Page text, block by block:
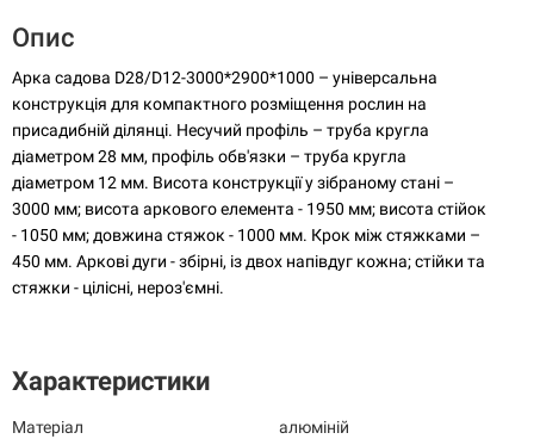
Опис
Арка садова D28/D12-3000*2900*1000 – універсальна
конструкція для компактного розміщення рослин на
присадибній ділянці. Несучий профіль – труба кругла
діаметром 28 мм, профіль обв'язки – труба кругла
діаметром 12 мм. Висота конструкції у зібраному стані –
3000 мм; висота аркового елемента - 1950 мм; висота стійок
- 1050 мм; довжина стяжок - 1000 мм. Крок між стяжками –
450 мм. Аркові дуги - збірні, із двох напівдуг кожна; стійки та
стяжки - цілісні, нероз'ємні.
Характеристики
Матеріал алюміній